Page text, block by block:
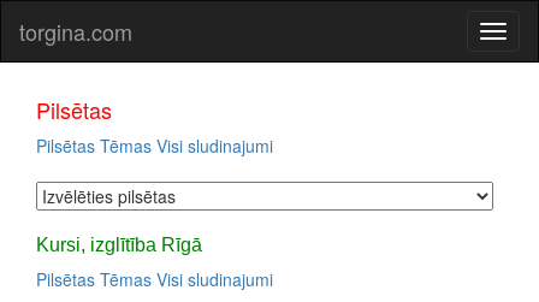
torgina.com
Pilsētas
Pilsētas Tēmas Visi sludinajumi
Kursi, izglītība Rīgā
Pilsētas Tēmas Visi sludinajumi